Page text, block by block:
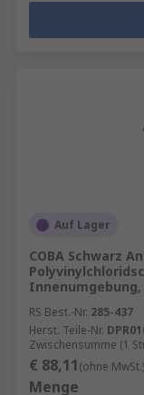
Auf Lager
COBA Schwarz
Innenumgebung,
RS Best.-Nr. 285-437
Herst. Teile-Nr.
Zwischensumme (1
€ 88,11(ohne MwSt.)
Menge